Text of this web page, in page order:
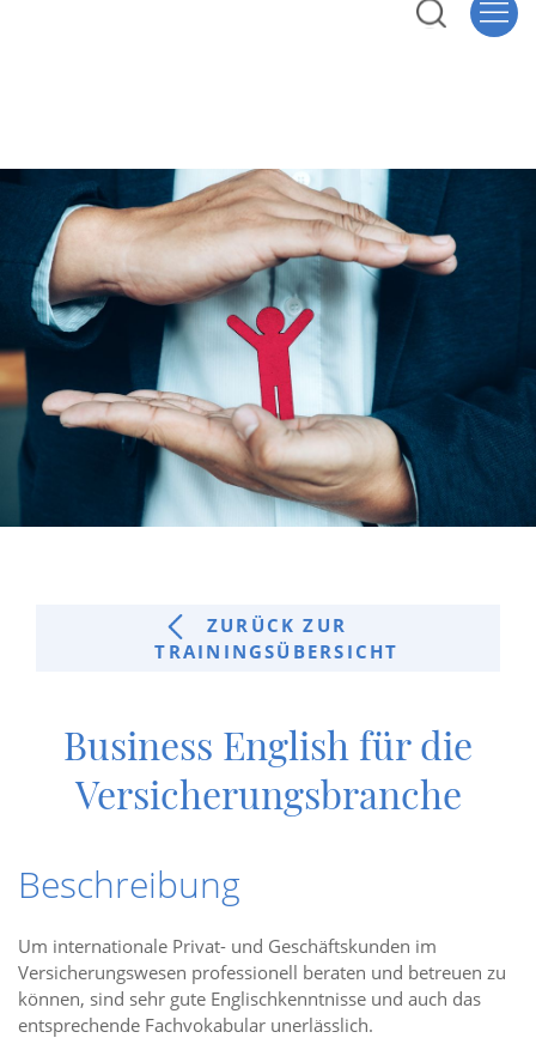
ZURÜCK ZUR
TRAININGSÜBERSICHT
Business English für die
Versicherungsbranche
Beschreibung
Um internationale Privat- und Geschäftskunden im
Versicherungswesen professionell beraten und betreuen zu
können, sind sehr gute Englischkenntnisse und auch das
entsprechende Fachvokabular unerlässlich.